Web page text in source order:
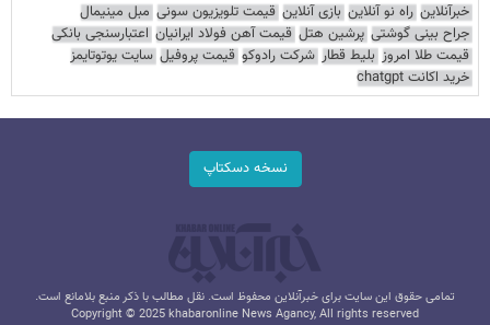
خبرآنلاین راه نو آنلاین بازی آنلاین قیمت تلویزیون سونی مبل مینیمال
جراح بینی گوشتی پرشین هتل قیمت آهن فولاد ایرانیان اعتبارسنجی بانکی
قیمت طلا امروز بلیط قطار شرکت رادوکو قیمت پروفیل سایت یوتوتایمز
خرید اکانت chatgpt
نسخه دسکتاپ
تمامی حقوق این سایت برای خبرآنلاین محفوظ است. نقل مطالب با ذکر منبع بلامانع است.
Copyright © 2025 khabaronline News Agancy, All rights reserved